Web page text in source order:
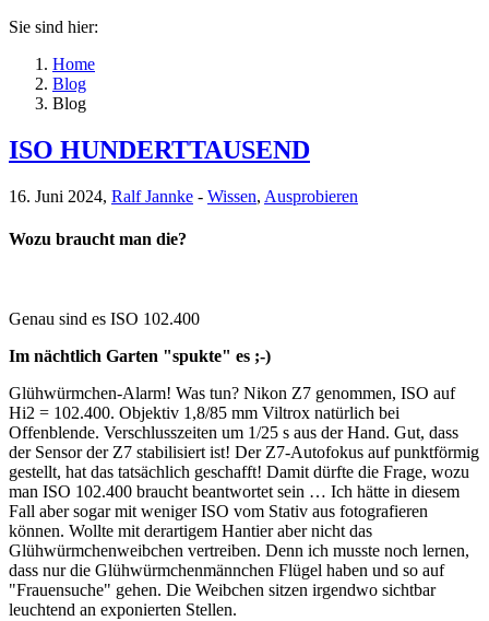
Sie sind hier:
Home
Blog
Blog
ISO HUNDERTTAUSEND
16. Juni 2024, Ralf Jannke - Wissen, Ausprobieren
Wozu braucht man die?
Genau sind es ISO 102.400
Im nächtlich Garten "spukte" es ;-)
Glühwürmchen-Alarm! Was tun? Nikon Z7 genommen, ISO auf
Hi2 = 102.400. Objektiv 1,8/85 mm Viltrox natürlich bei
Offenblende. Verschlusszeiten um 1/25 s aus der Hand. Gut, dass
der Sensor der Z7 stabilisiert ist! Der Z7-Autofokus auf punktförmig
gestellt, hat das tatsächlich geschafft! Damit dürfte die Frage, wozu
man ISO 102.400 braucht beantwortet sein … Ich hätte in diesem
Fall aber sogar mit weniger ISO vom Stativ aus fotografieren
können. Wollte mit derartigem Hantier aber nicht das
Glühwürmchenweibchen vertreiben. Denn ich musste noch lernen,
dass nur die Glühwürmchenmännchen Flügel haben und so auf
"Frauensuche" gehen. Die Weibchen sitzen irgendwo sichtbar
leuchtend an exponierten Stellen.